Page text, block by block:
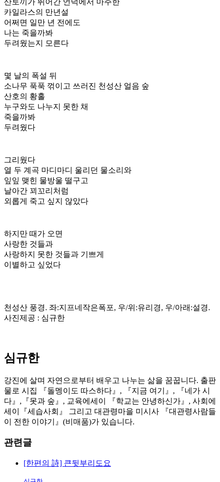
카일라스의 만년설
어쩌면 일만 년 전에도
나는 죽을까봐
두려웠는지 모른다
몇 날의 폭설 뒤
소나무 푹푹 꺾이고 쓰러진 천성산 얼음 숲
산호의 황홀
누구와도 나누지 못한 채
죽을까봐
두려웠다
그리웠다
열 두 계곡 마디마디 울리던 물소리와
잎잎 맺힌 물방울 떨구고
날아간 꾀꼬리처럼
외롭게 죽고 싶지 않았다
하지만 때가 오면
사랑한 것들과
사랑하지 못한 것들과 기쁘게
이별하고 싶었다
천성산 풍경. 좌:지프네작은폭포, 우/위:유리경, 우/아래:설경.
사진제공 : 심규한
심규한
강진에 살며 자연으로부터 배우고 나누는 삶을 꿈꿉니다. 출판
물로 시집 『돌멩이도 따스하다』, 『지금 여기』, 『네가 시
다』,『못과 숲』, 교육에세이 『학교는 안녕하신가』, 사회에
세이『세습사회』 그리고 대관령마을 미시사 『대관령사람들
이 전한 이야기』(비매품)가 있습니다.
관련글
[한편의 詩] 큰뒷부리도요